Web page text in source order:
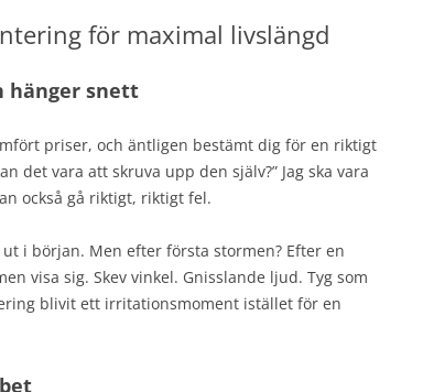
för maximal livslängd
hänger snett
priser, och äntligen bestämt dig för en riktigt
det vara att skruva upp den själv?” Jag ska vara
också gå riktigt, riktigt fel.
i början. Men efter första stormen? Efter en
visa sig. Skev vinkel. Gnisslande ljud. Tyg som
blivit ett irritationsmoment istället för en